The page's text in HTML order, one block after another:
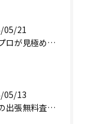
05/21
買取のプロが見極める！骨董品の価値と査定とは？
05/13
美術品の出張無料査定 | 一万点以上の実績で信頼の骨董品買取専門店